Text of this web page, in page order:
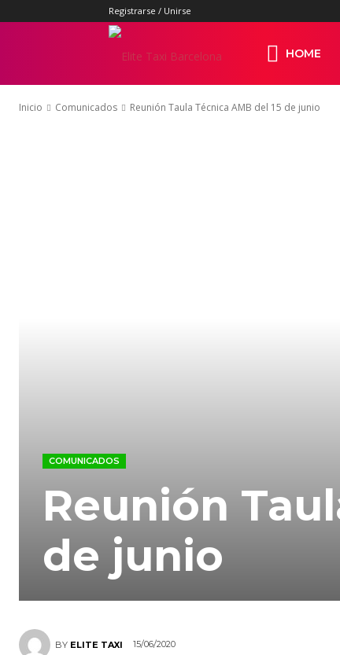
Registrarse / Unirse
Taxi
HOME
Inicio Comunicados Reunión Taula Técnica AMB del 15 de junio
COMUNICADOS
Reunión
de junio
BY ELITE TAXI 15/06/2020